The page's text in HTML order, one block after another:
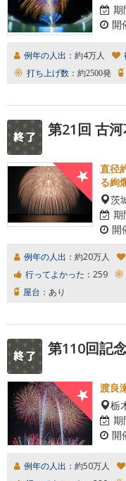
期
開
例年の人出： 約4万人
打ち上げ数： 約2500発
第21回 古
直径
る絢
茨
期
開
例年の人出： 約20万人
行ってよかった： 259
屋台： あり
第110回記
渡良
栃
期
開
例年の人出： 約50万人